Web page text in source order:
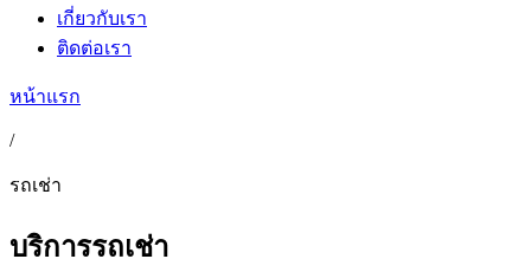
เกี่ยวกับเรา
ติดต่อเรา
หน้าแรก
/
รถเช่า
บริการรถเช่า